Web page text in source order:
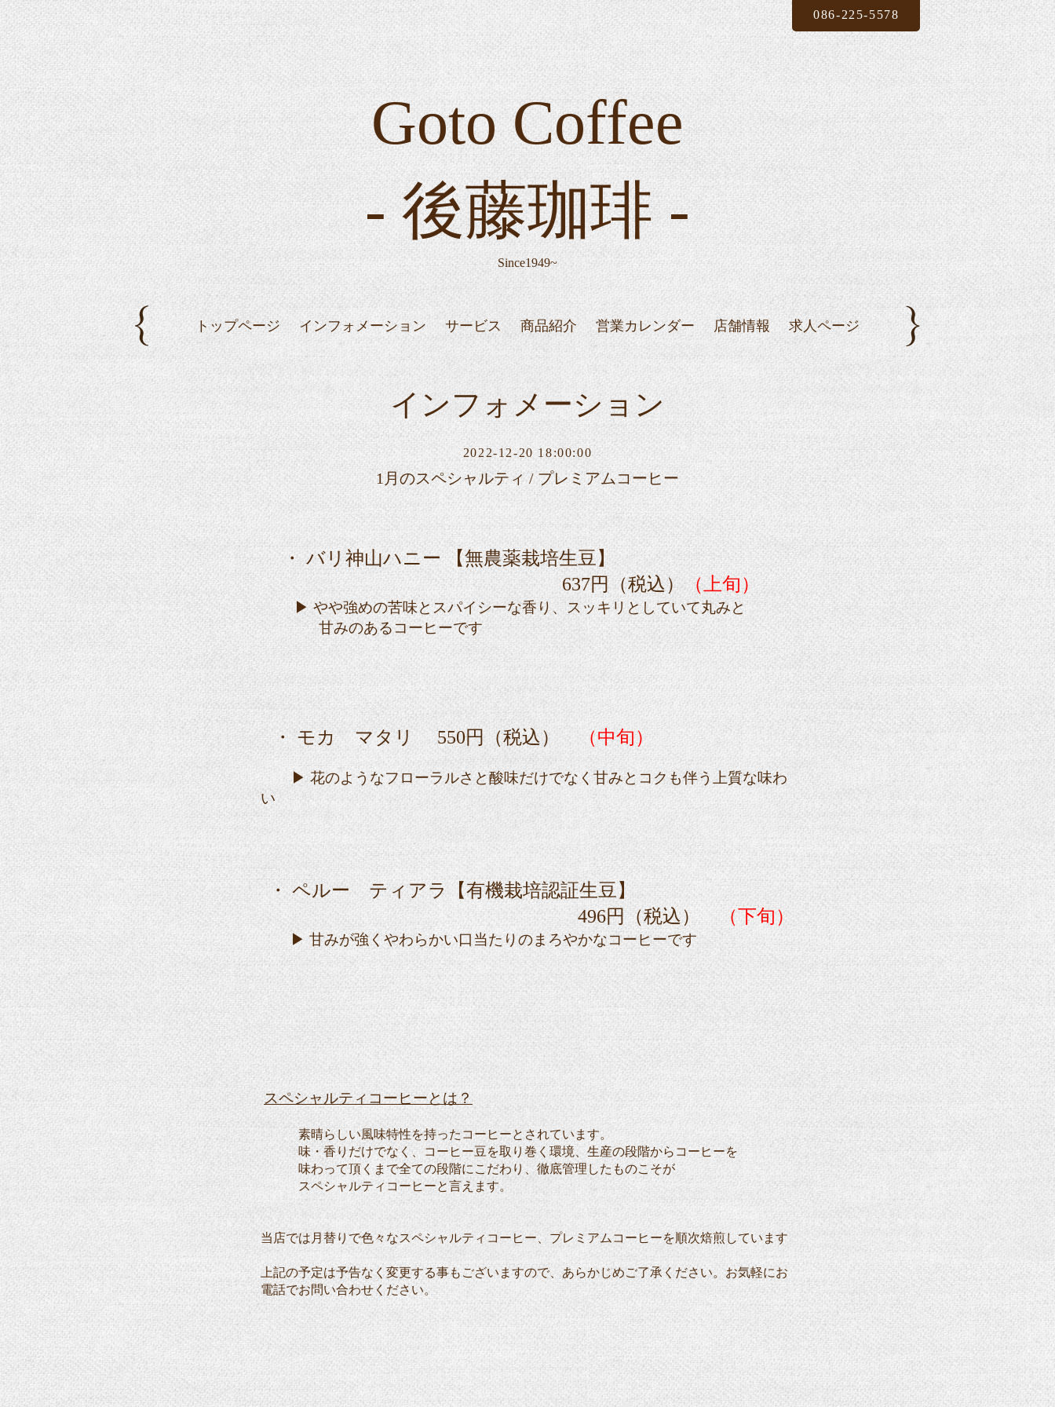
Goto Coffee
- 後藤珈琲 -
Since1949~
086-225-5578
トップページ インフォメーション サービス 商品紹介 営業カレンダー 店舗情報 求人ページ
インフォメーション
2022-12-20 18:00:00
1月のスペシャルティ / プレミアムコーヒー
・ バリ神山ハニー 【無農薬栽培生豆】
637円（税込）（上旬）
▶ やや強めの苦味とスパイシーな香り、スッキリとしていて丸みと
甘みのあるコーヒーです
・ モカ マタリ 550円（税込） （中旬）
▶ 花のようなフローラルさと酸味だけでなく甘みとコクも伴う上質な味わ
い
・ ペルー ティアラ【有機栽培認証生豆】
496円（税込）
（下旬）
▶ 甘みが強くやわらかい口当たりのまろやかなコーヒーです
スペシャルティコーヒーとは？
素晴らしい風味特性を持ったコーヒーとされています。
味・香りだけでなく、コーヒー豆を取り巻く環境、生産の段階からコーヒーを
味わって頂くまで全ての段階にこだわり、徹底管理したものこそが
スペシャルティコーヒーと言えます。
当店では月替りで色々なスペシャルティコーヒー、プレミアムコーヒーを順次焙煎しています
上記の予定は予告なく変更する事もございますので、あらかじめご了承ください。お気軽にお
電話でお問い合わせください。